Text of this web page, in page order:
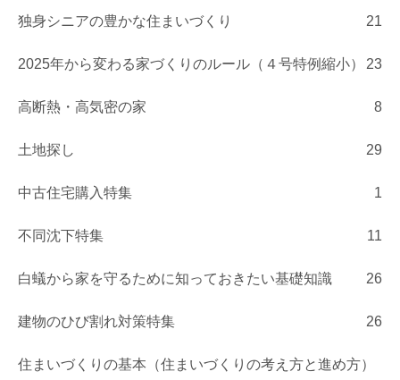
独身シニアの豊かな住まいづくり 21
2025年から変わる家づくりのルール（４号特例縮小） 23
高断熱・高気密の家 8
土地探し 29
中古住宅購入特集 1
不同沈下特集 11
白蟻から家を守るために知っておきたい基礎知識 26
建物のひび割れ対策特集 26
住まいづくりの基本（住まいづくりの考え方と進め方）